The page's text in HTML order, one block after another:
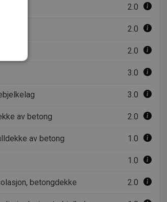
2.0
2.0
2.0
3.0
3.0
av betong 2.0
av betong 1.0
1.0
betongdekke 2.0